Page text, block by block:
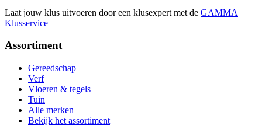
Laat jouw klus uitvoeren door een klusexpert met de GAMMA
Klusservice
Assortiment
Gereedschap
Verf
Vloeren & tegels
Tuin
Alle merken
Bekijk het assortiment